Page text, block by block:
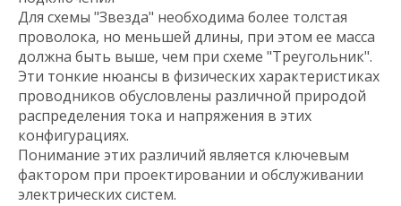
Для схемы "Звезда" необходима более толстая
проволока, но меньшей длины, при этом ее масса
должна быть выше, чем при схеме "Треугольник".
Эти тонкие нюансы в физических характеристиках
проводников обусловлены различной природой
распределения тока и напряжения в этих
конфигурациях.
Понимание этих различий является ключевым
фактором при проектировании и обслуживании
электрических систем.